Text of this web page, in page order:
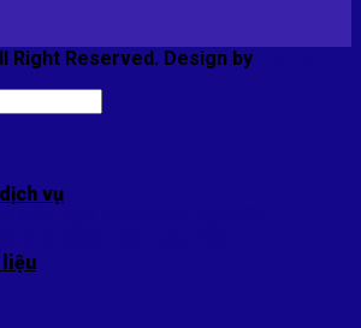
Right Reserved. Design by
vụ